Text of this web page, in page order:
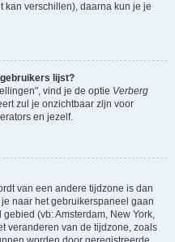
kan verschillen), daarna kun je je
lijst?
vind je de optie Verberg
zul je onzichtbaar zijn voor
en jezelf.
van een andere tijdzone is dan
naar het gebruikerspaneel gaan
(vb: Amsterdam, New York,
veranderen van de tijdzone, zoals